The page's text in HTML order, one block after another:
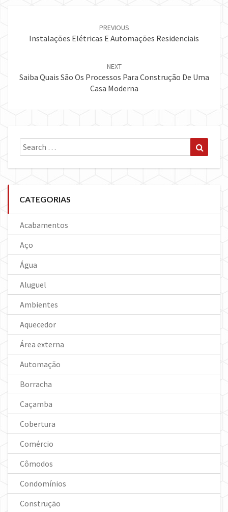
PREVIOUS
Instalações Elétricas E Automações Residenciais
NEXT
Saiba Quais São Os Processos Para Construção De Uma
Casa Moderna
Search
for:
CATEGORIAS
Acabamentos
Aço
Água
Aluguel
Ambientes
Aquecedor
Área externa
Automação
Borracha
Caçamba
Cobertura
Comércio
Cômodos
Condomínios
Construção